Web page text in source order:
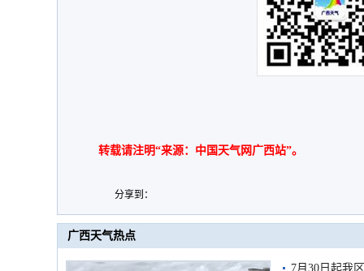
转载请注明“来源：中国天气网广西站”。
分享到：
广西天气热点
7月30日起我